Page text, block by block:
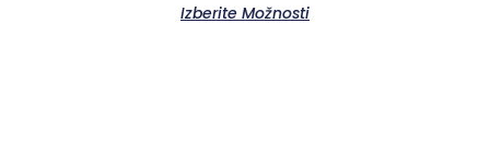
Izberite Možnosti